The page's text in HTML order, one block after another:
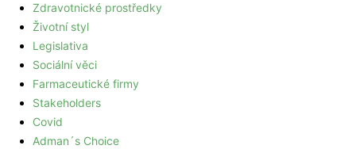
Zdravotnické prostředky
Životní styl
Legislativa
Sociální věci
Farmaceutické firmy
Stakeholders
Covid
Adman´s Choice